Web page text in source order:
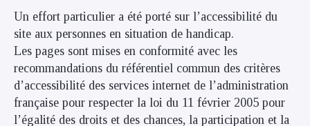
Un effort particulier a été porté sur l’accessibilité du
site aux personnes en situation de handicap.
Les pages sont mises en conformité avec les
recommandations du référentiel commun des critères
d’accessibilité des services internet de l’administration
française pour respecter la loi du 11 février 2005 pour
l’égalité des droits et des chances, la participation et la